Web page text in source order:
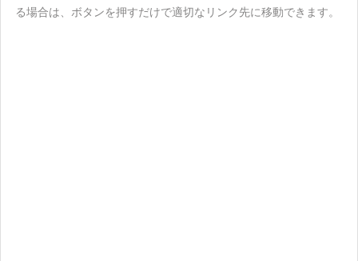
る場合は、ボタンを押すだけで適切なリンク先に移動できます。